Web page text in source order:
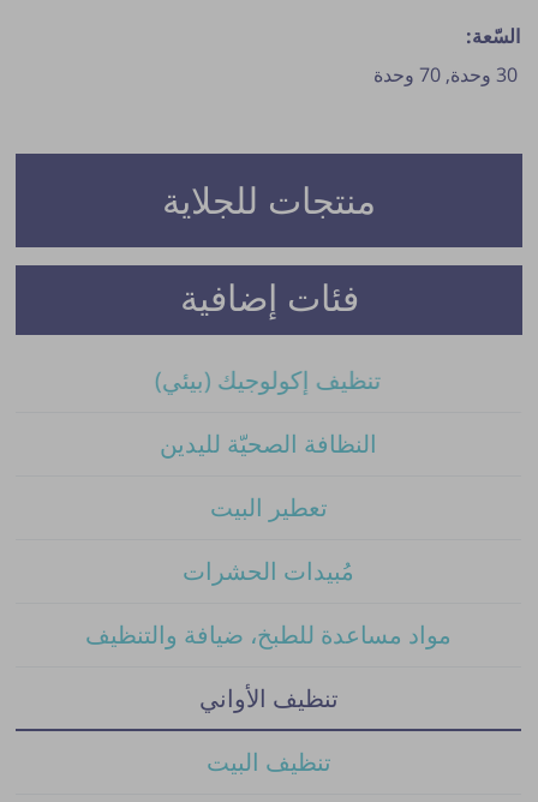
منتجات للجلاية
السّعة:
30 وحدة,
70 وحدة
فئات إضافية
تنظيف إكولوجيك (بيئي)
النظافة الصحيّة لليدين
تعطير البيت
مُبيدات الحشرات
مواد مساعدة للطبخ، ضيافة والتنظيف
تنظيف الأواني
تنظيف البيت